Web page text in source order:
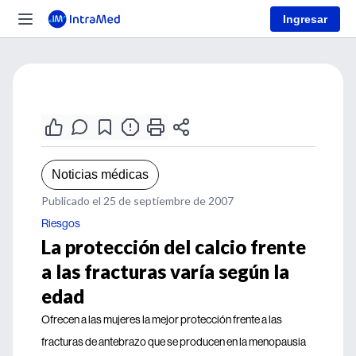
Ingresar
Noticias médicas
Publicado el 25 de septiembre de 2007
Riesgos
La protección del calcio frente
a las fracturas varía según la
edad
Ofrecen a las mujeres la mejor protección frente a las
fracturas de antebrazo que se producen en la menopausia